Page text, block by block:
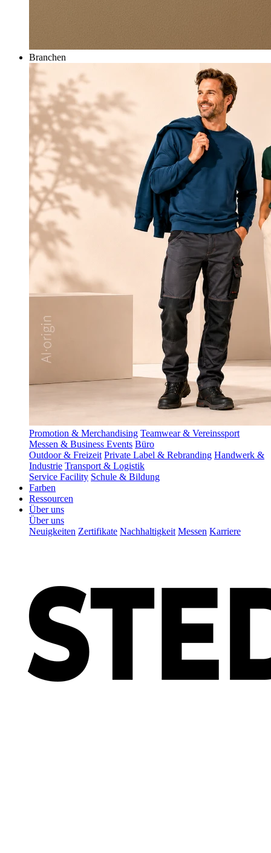
Branchen
Promotion & Merchandising Teamwear & Vereinssport
Messen & Business Events Büro
Outdoor & Freizeit Private Label & Rebranding Handwerk &
Industrie Transport & Logistik
Service Facility Schule & Bildung
Farben
Ressourcen
Über uns
Über uns
Neuigkeiten Zertifikate Nachhaltigkeit Messen Karriere